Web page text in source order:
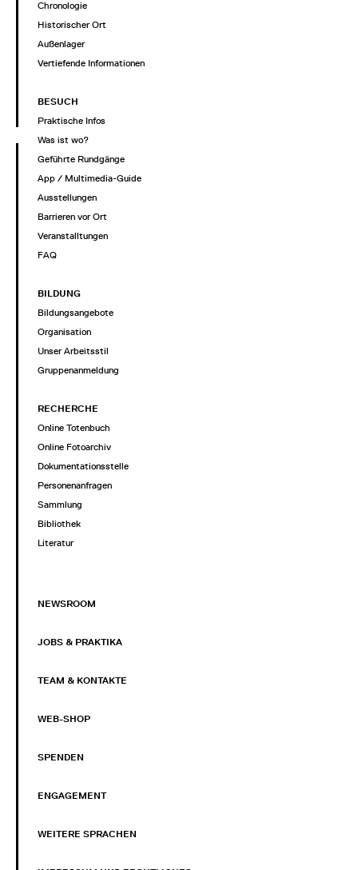
Chronologie
Historischer Ort
Außenlager
Vertiefende Informationen
BESUCH
Praktische Infos
Was ist wo?
Geführte Rundgänge
App / Multimedia-Guide
Ausstellungen
Barrieren vor Ort
Veranstalltungen
FAQ
BILDUNG
Bildungsangebote
Organisation
Unser Arbeitsstil
Gruppenanmeldung
RECHERCHE
Online Totenbuch
Online Fotoarchiv
Dokumentationsstelle
Personenanfragen
Sammlung
Bibliothek
Literatur
NEWSROOM
JOBS & PRAKTIKA
TEAM & KONTAKTE
WEB-SHOP
SPENDEN
ENGAGEMENT
WEITERE SPRACHEN